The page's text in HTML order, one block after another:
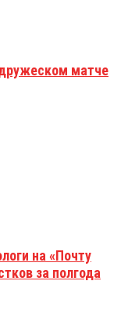
матче
на «Почту
за полгода